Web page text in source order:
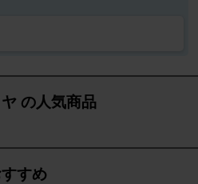
の人気商品
すめ